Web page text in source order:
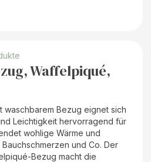
Waffelpiqué,
waschbarem Bezug eignet sich
Leichtigkeit hervorragend für
wohlige Wärme und
und Co. Der
Bezug macht die